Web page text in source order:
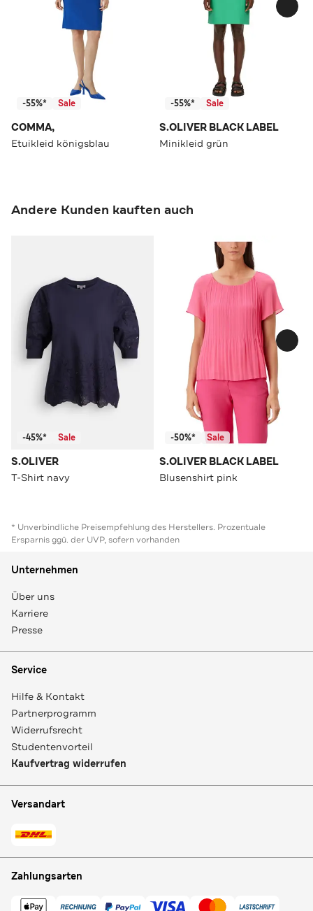
-55%* Sale
COMMA,
Etuikleid königsblau
-55%* Sale
S.OLIVER BLACK LABEL
Minikleid grün
Andere Kunden kauften auch
-45%* Sale
S.OLIVER
T-Shirt navy
-50%* Sale
S.OLIVER BLACK LABEL
Blusenshirt pink
* Unverbindliche Preisempfehlung des Herstellers. Prozentuale
Ersparnis ggü. der UVP, sofern vorhanden
Unternehmen
Über uns
Karriere
Presse
Service
Hilfe & Kontakt
Partnerprogramm
Widerrufsrecht
Studentenvorteil
Kaufvertrag widerrufen
Versandart
Zahlungsarten